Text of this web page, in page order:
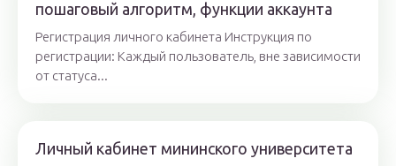
пошаговый алгоритм, функции аккаунта
Регистрация личного кабинета Инструкция по
регистрации: Каждый пользователь, вне зависимости
от статуса...
Личный кабинет мининского университета